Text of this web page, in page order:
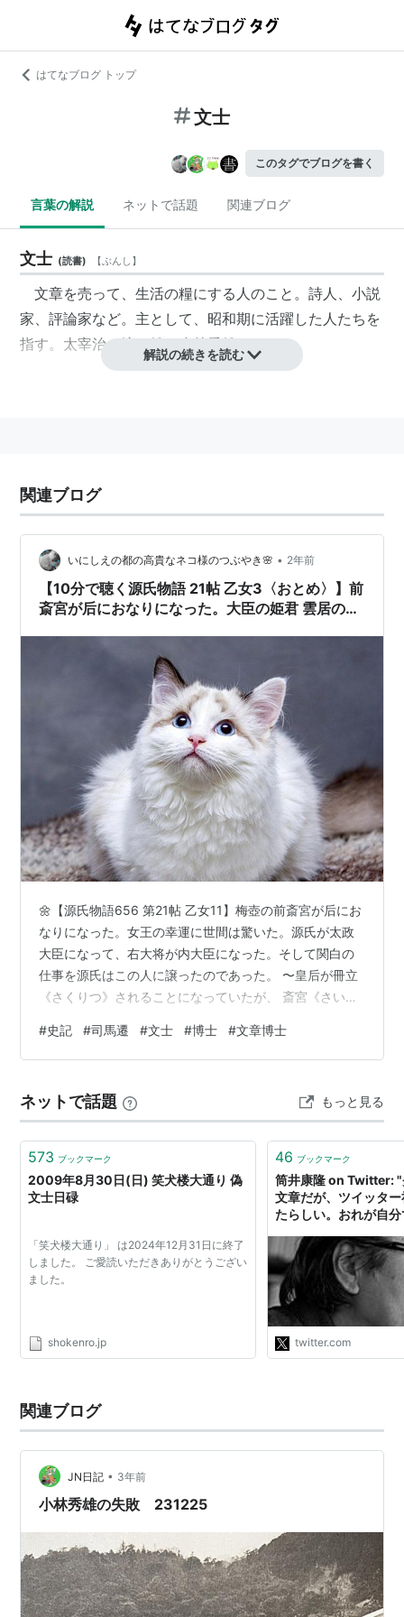
はてなブログ トップ
文士
このタグでブログを書く
言葉の解説 ネットで話題 関連ブログ
文士 (読書) 【ぶんし 】
文章を売って、生活の糧にする人のこと。詩人、小説
家、評論家など。主として、昭和期に活躍した人たちを
指す。 太宰治、壇一雄、小林秀雄など。
解説の続きを読む
関連ブログ
いにしえの都の高貴なネコ様のつぶやき🌸 • 2年前
【10分で聴く源氏物語 21帖 乙女3〈おとめ〉】前
斎宮が后におなりになった。大臣の姫君 雲居の雁
霧の従姉妹。この少女と少年は小さな恋人同士に
🌼【源氏物語656 第21帖 乙女11】梅壺の前斎宮が后にお
なりになった。女王の幸運に世間は驚いた。源氏が太政
大臣になって、右大将が内大臣になった。そして関白の
仕事を源氏はこの人に譲ったのであった。 〜皇后が冊立
《さくりつ》されることになっていたが、 斎宮《さいぐ
ら、 自分としてはぜひこの方を 推薦しなければならない
という源氏の態度であった。 御母后も内親王でいられた
偏したことであると批難を加える者もあった。 そうした
人たちは弘徽殿《こきでん》の女御《にょご》が だれよ
りも早く後宮《こうき…
#史記 #司馬遷 #文士 #博士 #文章博士
ネットで話題 もっと見る
573 ブックマーク
2009年8月30日(日) 笑犬楼大通り 偽
文士日碌
「笑犬楼大通り」 は2024年12月31日に終了
しました。 ご愛読いただきありがとうござい
ました。
shokenro.jp
46 ブックマーク
筒井康隆 on Twitter:
文章だが、ツイッタ
たらしい。おれが自
碌を読み返したが、
どい。こんなひどい
作品など読んではい
https://t.co/
碌"
twitter.com
関連ブログ
JN日記 • 3年前
小林秀雄の失敗 231225